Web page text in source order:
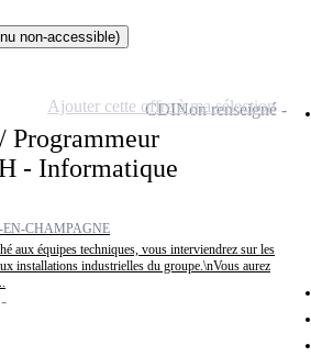
non-accessible)
Programmeur
- Informatique
CHAMPAGNE
aux équipes techniques, vous interviendrez sur les
installations industrielles du groupe.\nVous aurez
CDINon renseigné
Ajouter cette offre à ma sélection